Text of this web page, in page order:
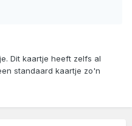
Dit kaartje heeft zelfs al
standaard kaartje zo'n